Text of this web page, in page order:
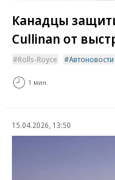
Канадцы
Cullinan от
Rolls-Royce Автоновости
1 мин.
15.04.2026, 13:50